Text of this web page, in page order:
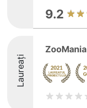
9.2
Laureați
ZooMania